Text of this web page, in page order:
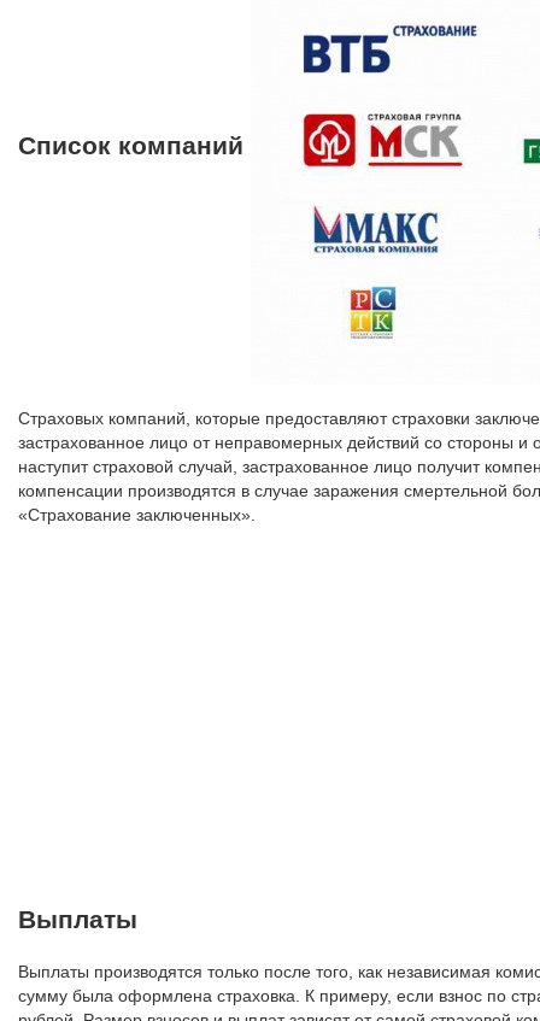
Список компаний
Страховых компаний, которые предоставляют страховки
застрахованное лицо от неправомерных действий со стороны
наступит страховой случай, застрахованное лицо получит
компенсации производятся в случае заражения смертельной
«Страхование заключенных».
Выплаты
Выплаты производятся только после того, как независимая
сумму была оформлена страховка. К примеру, если взнос по